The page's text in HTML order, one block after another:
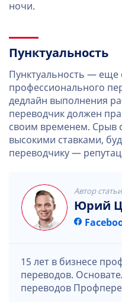
ночи.
Пунктуальность
Пунктуальность — еще
профессионального
дедлайн выполнения
переводчик должен
своим временем. Срыв
высокими ставками,
переводчику —
Автор
Юрий
15 лет в бизнесе
переводов.
переводов